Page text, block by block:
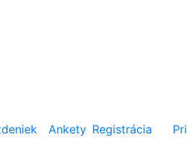
Ankety Registrácia